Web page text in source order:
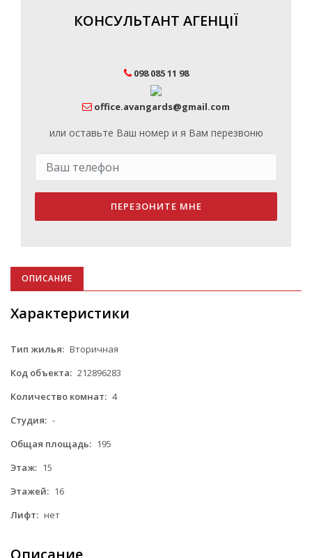
КОНСУЛЬТАНТ АГЕНЦІЇ
098 085 11 98
office.avangards@gmail.com
или оставьте Ваш номер и я Вам перезвоню
ПЕРЕЗОНИТЕ МНЕ
ОПИСАНИЕ
Характеристики
Тип жилья: Вторичная
Код объекта: 212896283
Количество комнат: 4
Студия: -
Общая площадь: 195
Этаж: 15
Этажей: 16
Лифт: нет
Описание